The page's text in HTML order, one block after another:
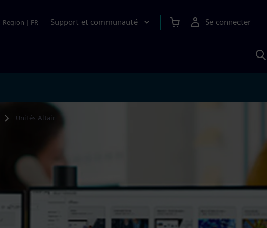
Region | FR Support et communauté Se connecter
Unités Altair